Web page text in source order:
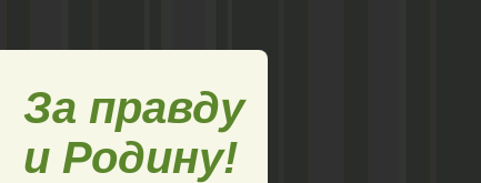
За правду
и Родину!